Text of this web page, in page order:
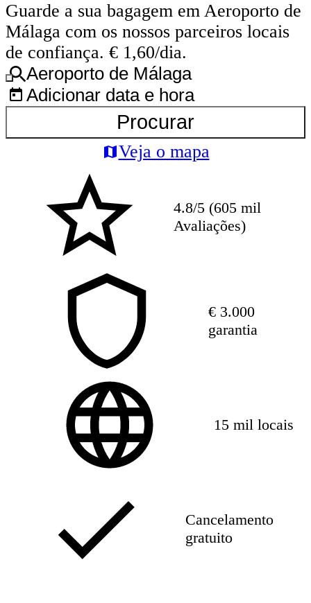
Guarde a sua bagagem em Aeroporto de
Málaga com os nossos parceiros locais
de confiança. € 1,60/dia.
Aeroporto de Málaga
Adicionar data e hora
Procurar
Veja o mapa
4.8/5 (605 mil
Avaliações)
€ 3.000
garantia
15 mil locais
Cancelamento
gratuito